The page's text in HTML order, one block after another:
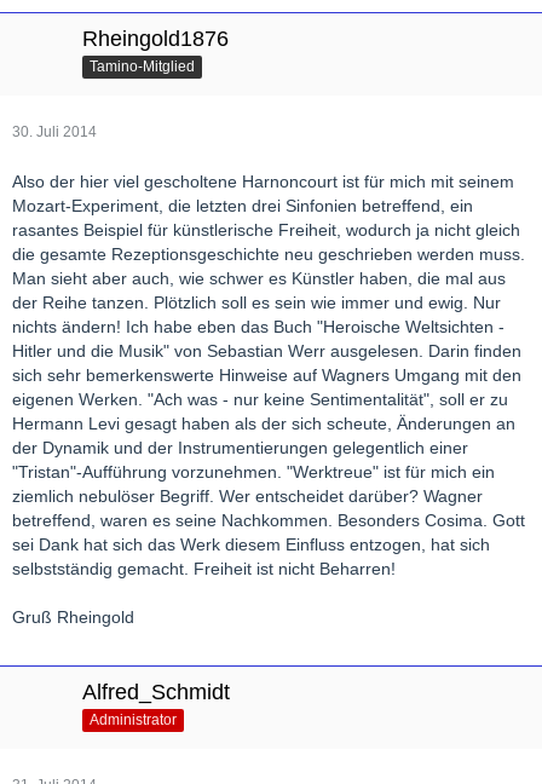
Rheingold1876
Tamino-Mitglied
30. Juli 2014
Also der hier viel gescholtene Harnoncourt ist für mich mit seinem
Mozart-Experiment, die letzten drei Sinfonien betreffend, ein
rasantes Beispiel für künstlerische Freiheit, wodurch ja nicht gleich
die gesamte Rezeptionsgeschichte neu geschrieben werden muss.
Man sieht aber auch, wie schwer es Künstler haben, die mal aus
der Reihe tanzen. Plötzlich soll es sein wie immer und ewig. Nur
nichts ändern! Ich habe eben das Buch "Heroische Weltsichten -
Hitler und die Musik" von Sebastian Werr ausgelesen. Darin finden
sich sehr bemerkenswerte Hinweise auf Wagners Umgang mit den
eigenen Werken. "Ach was - nur keine Sentimentalität", soll er zu
Hermann Levi gesagt haben als der sich scheute, Änderungen an
der Dynamik und der Instrumentierungen gelegentlich einer
"Tristan"-Aufführung vorzunehmen. "Werktreue" ist für mich ein
ziemlich nebulöser Begriff. Wer entscheidet darüber? Wagner
betreffend, waren es seine Nachkommen. Besonders Cosima. Gott
sei Dank hat sich das Werk diesem Einfluss entzogen, hat sich
selbstständig gemacht. Freiheit ist nicht Beharren!
Gruß Rheingold
Alfred_Schmidt
Administrator